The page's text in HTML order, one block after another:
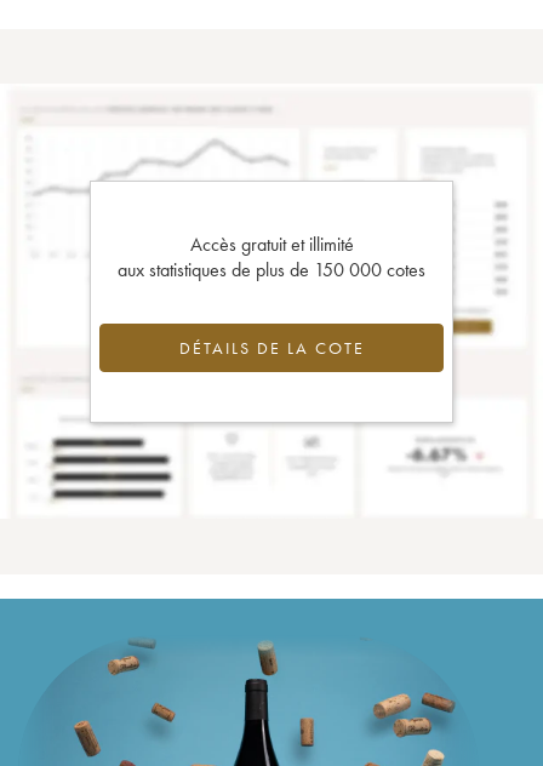
Accès gratuit et illimité
aux statistiques de plus de 150 000 cotes
DÉTAILS DE LA COTE